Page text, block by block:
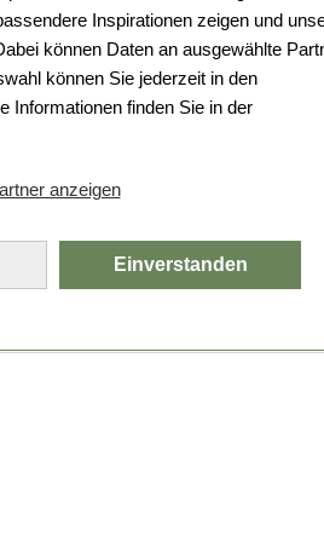
Inspirationen zeigen und
können Daten an ausgewählte
können Sie jederzeit in den
Informationen finden Sie in der
anzeigen
Einverstanden
schiefgelaufen.
Fehler aufgetreten.
Sie die Seite neu.